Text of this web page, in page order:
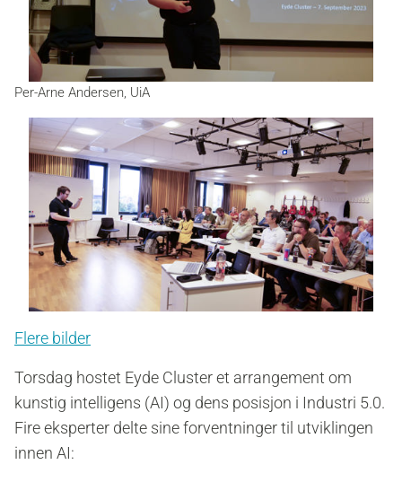
Per-Arne Andersen, UiA
Flere bilder
Torsdag hostet Eyde Cluster et arrangement om
kunstig intelligens (AI) og dens posisjon i Industri 5.0.
Fire eksperter delte sine forventninger til utviklingen
innen AI: